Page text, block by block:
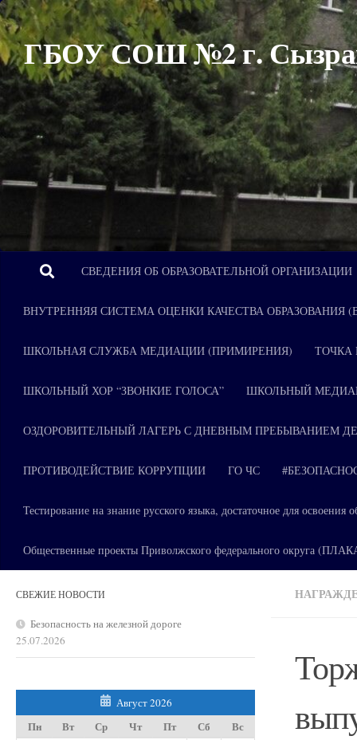
Перейти к содержимому
ГБОУ СОШ №2 г.
СВЕДЕНИЯ ОБ ОБРАЗОВАТЕЛЬНОЙ ОРГАНИЗАЦИИ
ВНУТРЕННЯЯ СИСТЕМА ОЦЕНКИ КАЧЕСТВА ОБРАЗОВАНИЯ
ШКОЛЬНАЯ СЛУЖБА МЕДИАЦИИ (ПРИМИРЕНИЯ) ТОЧКА
ШКОЛЬНЫЙ ХОР “ЗВОНКИЕ ГОЛОСА” ШКОЛЬНЫЙ
ОЗДОРОВИТЕЛЬНЫЙ ЛАГЕРЬ С ДНЕВНЫМ ПРЕБЫВАНИЕМ
ПРОТИВОДЕЙСТВИЕ КОРРУПЦИИ ГО ЧС
Тестирование на знание русского языка, достаточное для
Общественные проекты Приволжского федерального округа
СВЕЖИЕ НОВОСТИ
Безопасность на железной дороге
25.07.2026
Август 2026
Пн Вт Ср Чт Пт Сб Вс